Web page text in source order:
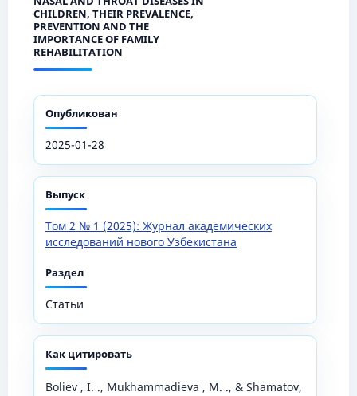
CHILDREN, THEIR PREVALENCE,
PREVENTION AND THE
IMPORTANCE OF FAMILY
REHABILITATION
Опубликован
2025-01-28
Выпуск
Том 2 № 1 (2025): Журнал академических
исследований нового Узбекистана
Раздел
Статьи
Как цитировать
Boliev , I. ., Mukhammadieva , M. ., & Shamatov,